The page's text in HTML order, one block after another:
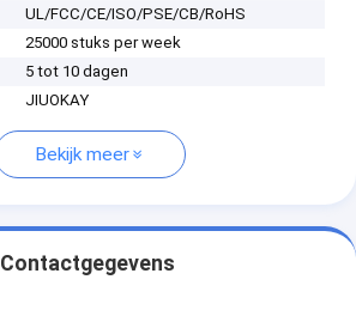
UL/FCC/CE/ISO/PSE/CB/RoHS
25000 stuks per week
5 tot 10 dagen
JIUOKAY
Bekijk meer
Contactgegevens